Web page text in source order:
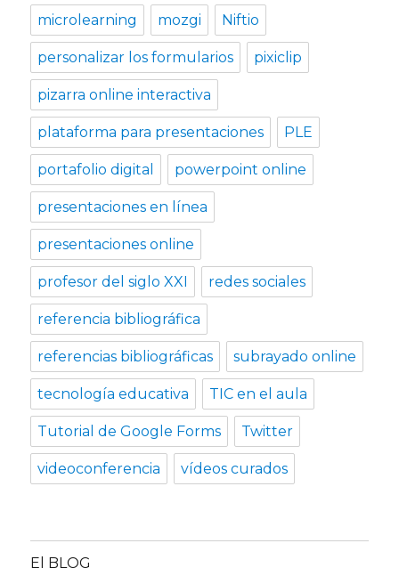
microlearning mozgi Niftio
personalizar los formularios pixiclip
pizarra online interactiva
plataforma para presentaciones PLE
portafolio digital powerpoint online
presentaciones en línea
presentaciones online
profesor del siglo XXI redes sociales
referencia bibliográfica
referencias bibliográficas subrayado online
tecnología educativa TIC en el aula
Tutorial de Google Forms Twitter
videoconferencia vídeos curados
El BLOG